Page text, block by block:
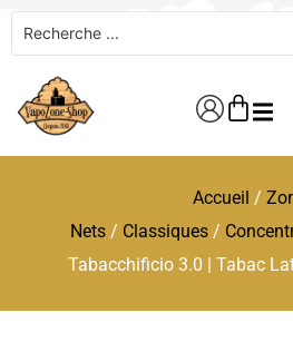
Accueil /
Nets / Classiques /
Tabacchificio 3.0 | Tabac